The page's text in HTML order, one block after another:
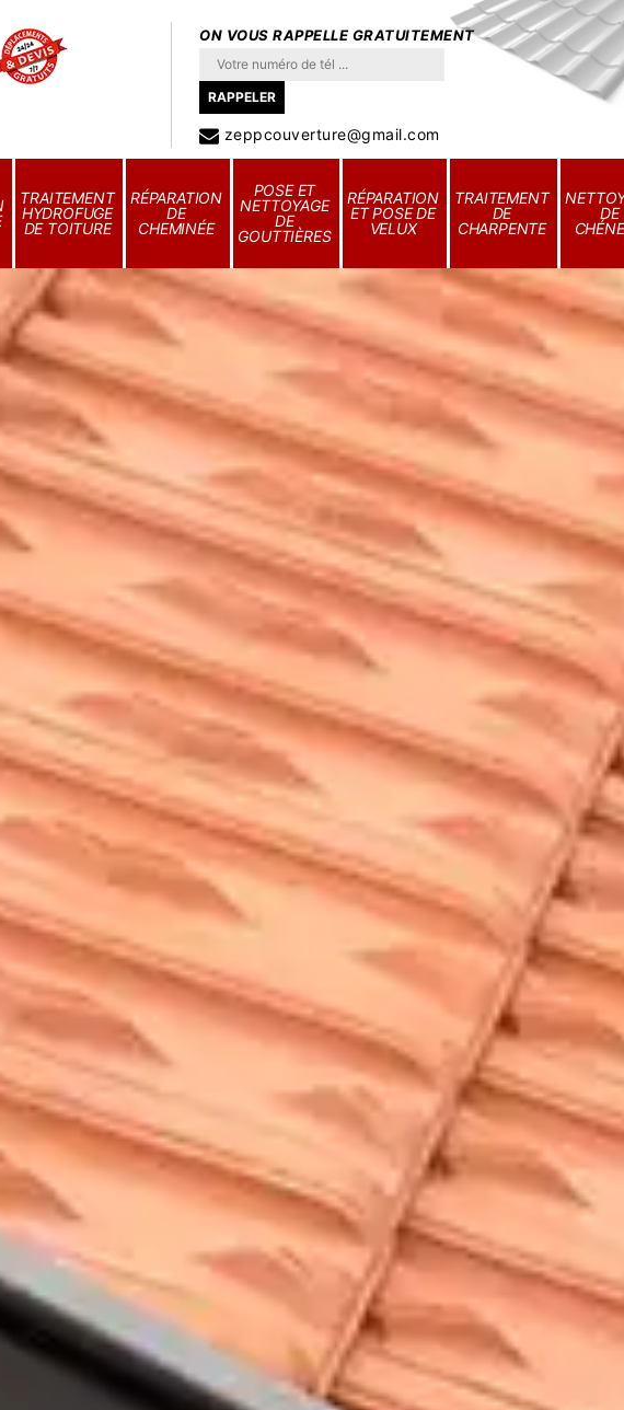
ON VOUS RAPPELLE GRATUITEMENT
zeppcouverture@gmail.com
TRAITEMENT
HYDROFUGE
DE TOITURE
RÉPARATION
DE
CHEMINÉE
POSE ET
NETTOYAGE
DE
GOUTTIÈRES
RÉPARATION
ET POSE DE
VELUX
TRAITEMENT
DE
CHARPENTE
DE